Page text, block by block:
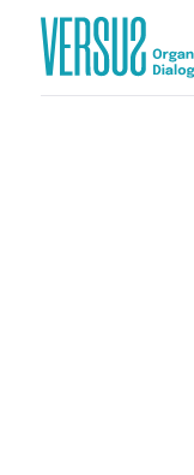
Zur